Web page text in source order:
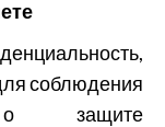
соблюдения
защите